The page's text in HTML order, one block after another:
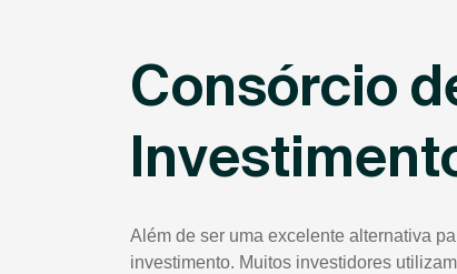
Consórcio
Além de ser uma excelente alternativa
investimento. Muitos investidores